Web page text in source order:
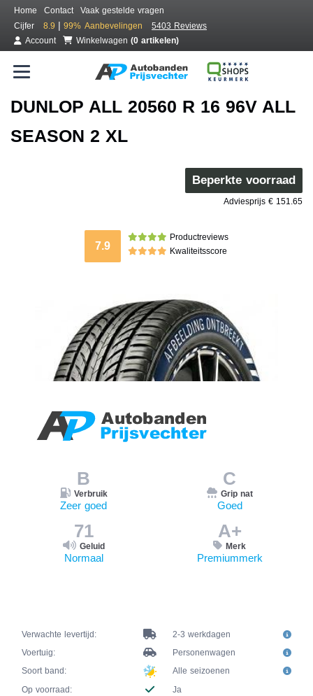
Home Contact
Vaak gestelde vragen
Cijfer
8.9 | 99% Aanbevelingen
5403 Reviews
Account
Winkelwagen (0 artikelen)
DUNLOP ALL 20560 R 16 96V ALL
SEASON 2 XL
Beperkte voorraad
Adviesprijs € 151.65
7.9
Productreviews
Kwaliteitsscore
B
Verbruik
Zeer goed
C
Grip nat
Goed
71
Geluid
Normaal
A+
Merk
Premiummerk
Verwachte levertijd:
2-3 werkdagen
Voertuig:
Personenwagen
Soort band:
Alle seizoenen
Op voorraad:
Ja